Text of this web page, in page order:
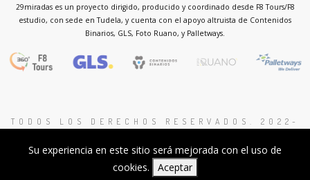
29miradas es un proyecto dirigido, producido y coordinado desde F8 Tours/F8
estudio, con sede en Tudela, y cuenta con el apoyo altruista de Contenidos
Binarios, GLS, Foto Ruano, y Palletways.
TODOS LOS DERECHOS RESERVADOS. 2022-
Proyecto sin ánimo de lucro
Su experiencia en este sitio será mejorada con el uso de
cookies.
Aceptar